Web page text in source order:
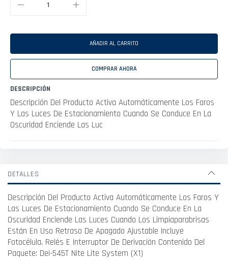
AÑADIR AL CARRITO
COMPRAR AHORA
DESCRIPCIÓN
Descripción Del Producto Activa Automáticamente Los Faros
Y Las Luces De Estacionamiento Cuando Se Conduce En La
Oscuridad Enciende Las Luc
DETALLES
Descripción Del Producto Activa Automáticamente Los Faros Y
Las Luces De Estacionamiento Cuando Se Conduce En La
Oscuridad Enciende Las Luces Cuando Los Limpiaparabrisas
Están En Uso Retraso De Apagado Ajustable Incluye
Fotocélula, Relés E Interruptor De Derivación Contenido Del
Paquete: Dei-545T Nite Lite System (X1)